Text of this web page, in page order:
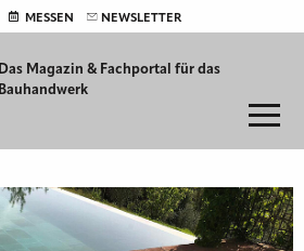
MESSEN NEWSLETTER
Das Magazin & Fachportal für das
Bauhandwerk